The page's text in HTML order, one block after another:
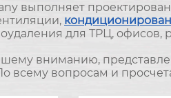
выполняет
для ТРЦ, офисов,
вниманию,
всему вопросам и